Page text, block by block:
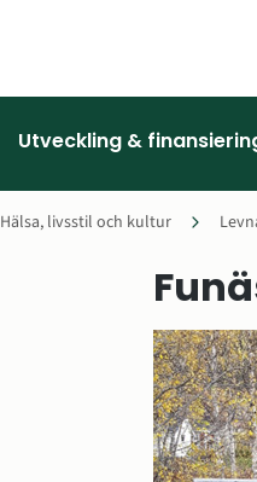
Utveckling &
Hälsa, livsstil och kultur